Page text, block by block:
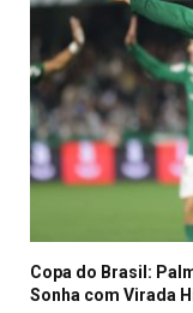
Copa do Brasil:
Sonha com Virada